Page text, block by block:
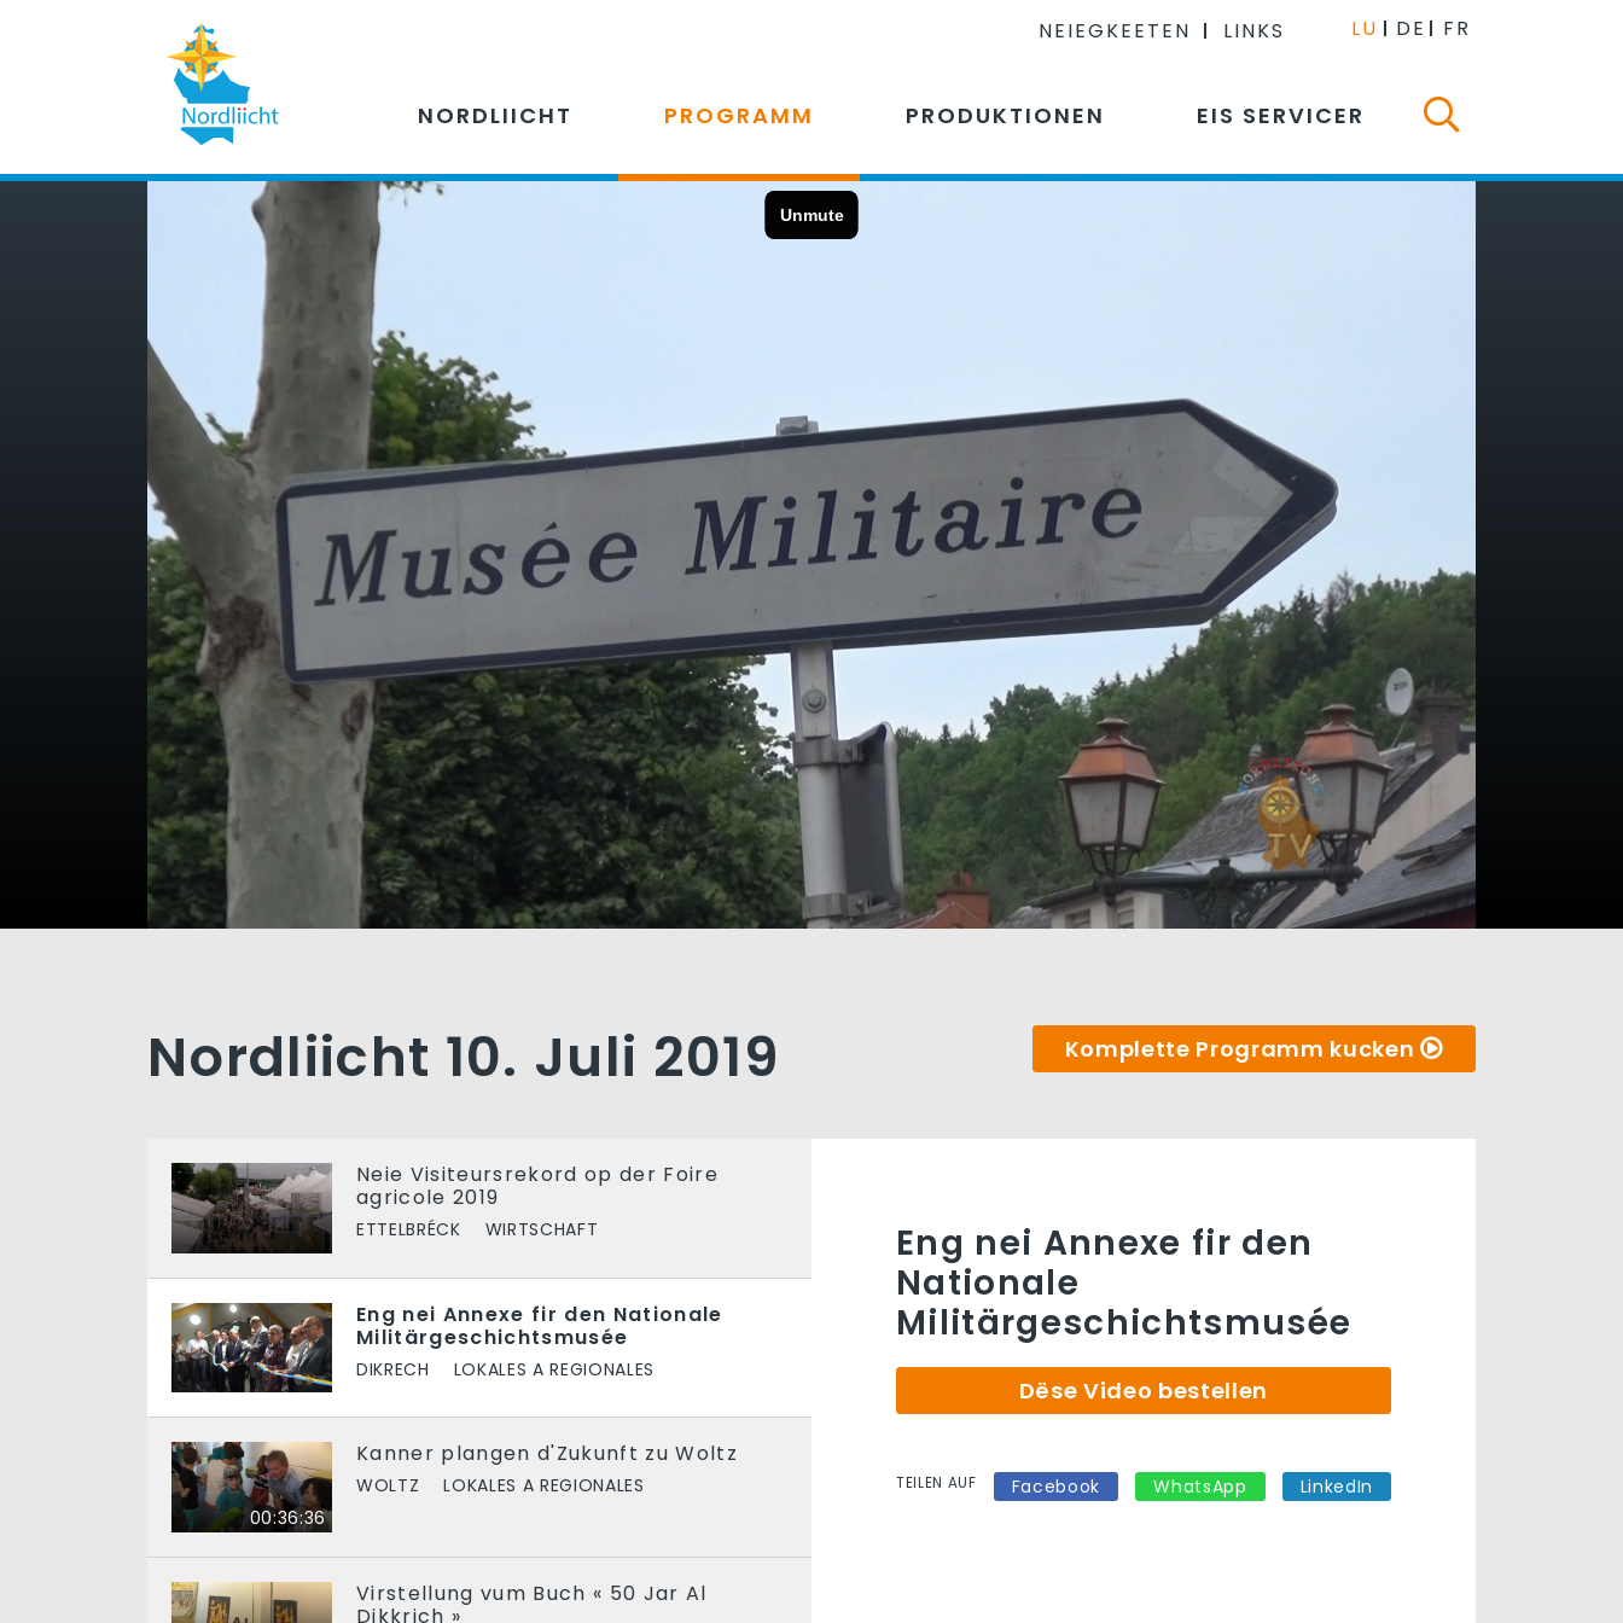
NEIEGKEETEN LINKS LU DE FR
NORDLIICHT PROGRAMM PRODUKTIONEN EIS SERVICER
Nordliicht 10. Juli 2019 Komplette Programm kucken
Neie Visiteursrekord op der Foire
agricole 2019
ETTELBRÉCK WIRTSCHAFT
Eng nei Annexe fir den Nationale
Militärgeschichtsmusée
DIKRECH LOKALES A REGIONALES
00:36:36
Kanner plangen d'Zukunft zu Woltz
WOLTZ LOKALES A REGIONALES
Virstellung vum Buch « 50 Jar Al
Dikkrich »
Eng nei Annexe fir den
Nationale
Militärgeschichtsmusée
Dëse Video bestellen
TEILEN AUF Facebook WhatsApp LinkedIn